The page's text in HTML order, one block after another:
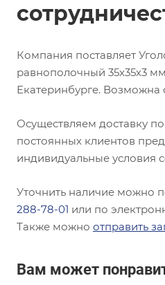
Компания поставляет
равнополочный 35х35х3
Екатеринбурге. Возможна
Осуществляем доставку
постоянных клиентов
индивидуальные условия
Уточнить наличие можно
288-78-01 или по
Также можно отправить
Вам может